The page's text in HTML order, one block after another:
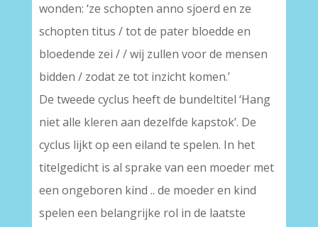
wonden: ‘ze schopten anno sjoerd en ze
schopten titus / tot de pater bloedde en
bloedende zei / / wij zullen voor de mensen
bidden / zodat ze tot inzicht komen.’
De tweede cyclus heeft de bundeltitel ‘Hang
niet alle kleren aan dezelfde kapstok’. De
cyclus lijkt op een eiland te spelen. In het
titelgedicht is al sprake van een moeder met
een ongeboren kind .. de moeder en kind
spelen een belangrijke rol in de laatste